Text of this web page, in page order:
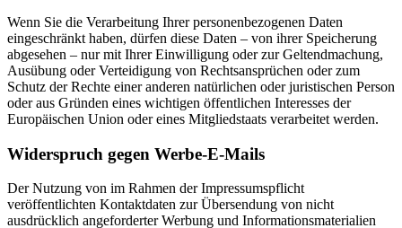
Wenn Sie die Verarbeitung Ihrer personenbezogenen Daten
eingeschränkt haben, dürfen diese Daten – von ihrer Speicherung
abgesehen – nur mit Ihrer Einwilligung oder zur Geltendmachung,
Ausübung oder Verteidigung von Rechtsansprüchen oder zum
Schutz der Rechte einer anderen natürlichen oder juristischen Person
oder aus Gründen eines wichtigen öffentlichen Interesses der
Europäischen Union oder eines Mitgliedstaats verarbeitet werden.
Widerspruch gegen Werbe-E-Mails
Der Nutzung von im Rahmen der Impressumspflicht
veröffentlichten Kontaktdaten zur Übersendung von nicht
ausdrücklich angeforderter Werbung und Informations­materialien